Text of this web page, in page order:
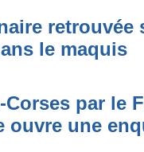
retrouvée
le maquis
par le
ouvre une